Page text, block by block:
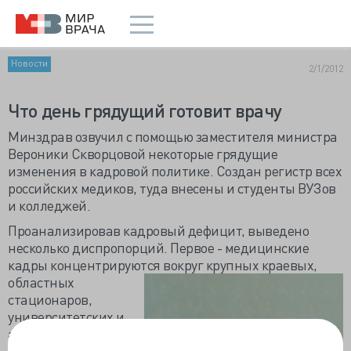
Новости 2/1/2012
Что день грядущий готовит врачу
Минздрав озвучил с помощью заместителя министра
Вероники Скворцовой некоторые грядущие
изменения в кадровой политике. Создан регистр всех
российских медиков, туда внесены и студенты ВУЗов
и колледжей.
Проанализировав кадровый дефицит, выведено
несколько диспропорций. Первое - медицинские
кадры концентрируются вокруг крупных краевых,
областных
стационаров,
университетских и
академических